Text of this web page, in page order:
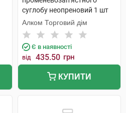
суглобу неопреновий 1 шт
Алком Торговий дім
Є в наявності
від 435.50 грн
КУПИТИ